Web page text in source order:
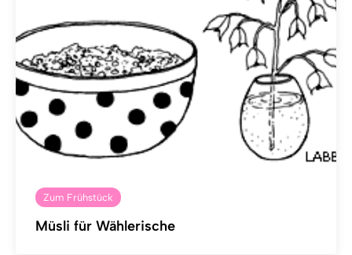
Zum Frühstück
Müsli für Wählerische